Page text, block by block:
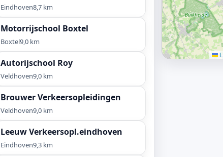
Eindhoven8,7 km
Motorrijschool Boxtel
Boxtel9,0 km
Autorijschool Roy
Veldhoven9,0 km
Brouwer Verkeersopleidingen
Veldhoven9,0 km
Leeuw Verkeersopl.eindhoven
Eindhoven9,3 km